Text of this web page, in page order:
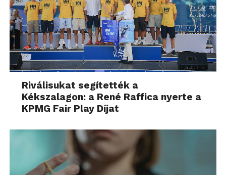
Riválisukat segítették a
Kékszalagon: a René Raffica nyerte a
KPMG Fair Play Díjat